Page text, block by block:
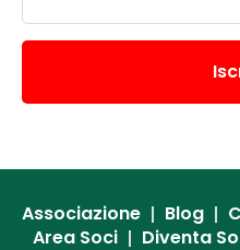
Associazione Blog
Area Soci
Diventa